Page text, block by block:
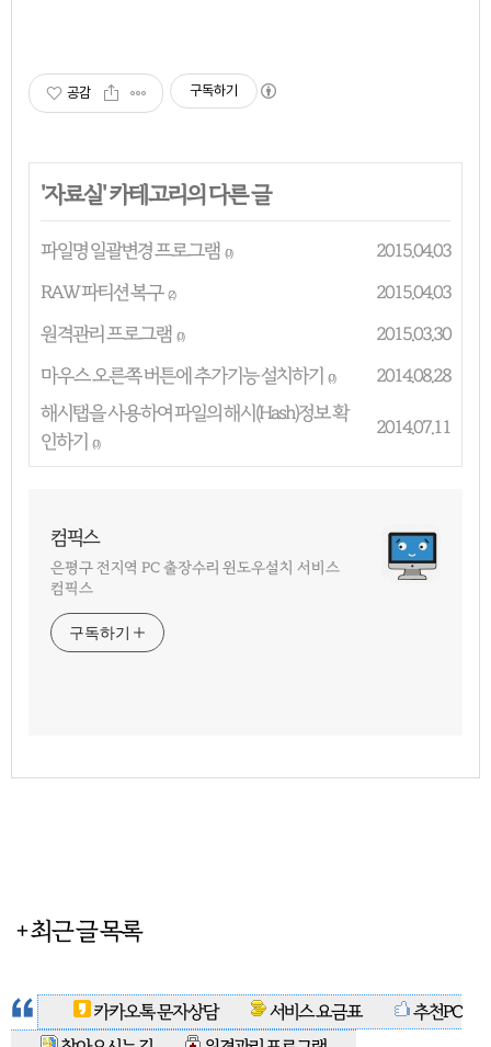
공감 구독하기
'자료실' 카테고리의 다른 글
파일명 일괄변경 프로그램 (0)
2015.04.03
RAW 파티션 복구 (2)
2015.04.03
원격관리 프로그램 (0)
2015.03.30
마우스 오른쪽 버튼에 추가기능 설치하기 (0)
2014.08.28
해시탭을 사용하여 파일의 해시(Hash)정보 확
인하기 (0)
2014.07.11
컴픽스
은평구 전지역 PC 출장수리 윈도우설치 서비스
컴픽스
구독하기
+ 최근 글 목록
카카오톡 문자상담 서비스 요금표
추천PC